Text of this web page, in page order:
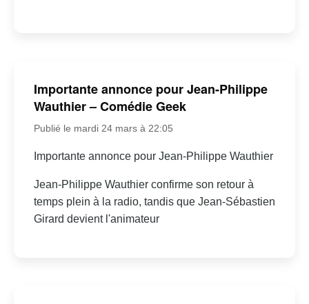
Importante annonce pour Jean-Philippe
Wauthier – Comédie Geek
Publié le mardi 24 mars à 22:05
Importante annonce pour Jean-Philippe Wauthier
Jean-Philippe Wauthier confirme son retour à
temps plein à la radio, tandis que Jean-Sébastien
Girard devient l'animateur